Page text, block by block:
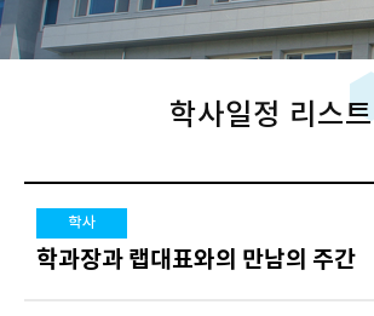
학사일정 리스트
학사
학과장과 랩대표와의 만남의 주간